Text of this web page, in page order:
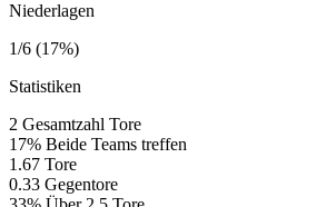
Niederlagen
1/6 (17%)
Statistiken
2 Gesamtzahl Tore
17% Beide Teams treffen
1.67 Tore
0.33 Gegentore